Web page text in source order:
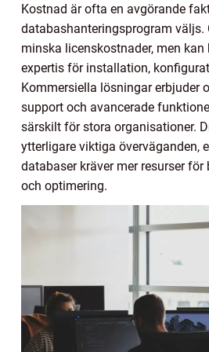
Kostnad är ofta en avgörande
databashanteringsprogram väljs.
minska licenskostnader, men kan
expertis för installation,
Kommersiella lösningar erbjuder
support och avancerade
särskilt för stora organisationer.
ytterligare viktiga överväganden,
databaser kräver mer resurser för
och optimering.